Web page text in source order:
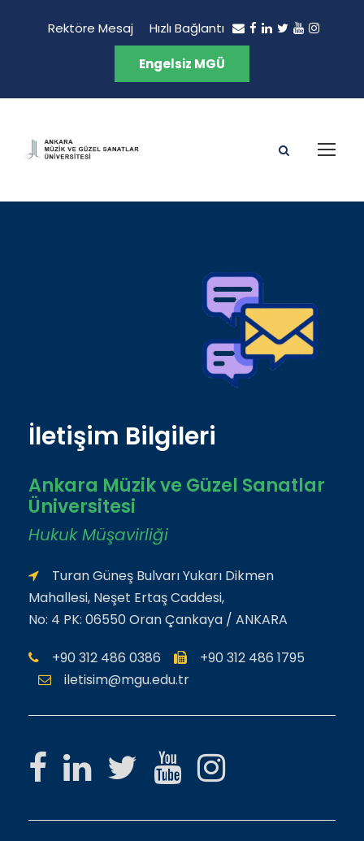
Rektöre Mesaj Hızlı Bağlantı
Engelsiz MGÜ
İletişim Bilgileri
Ankara Müzik ve Güzel Sanatlar
Üniversitesi
Hukuk Müşavirliği
Turan Güneş Bulvarı Yukarı Dikmen
Mahallesi, Neşet Ertaş Caddesi,
No: 4 PK: 06550 Oran Çankaya / ANKARA
+90 312 486 0386
+90 312 486 1795
iletisim@mgu.edu.tr